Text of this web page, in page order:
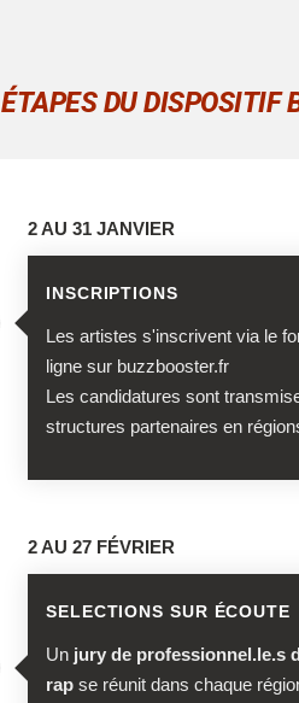
ÉTAPES DU DISPOSITIF
2 AU 31 JANVIER
INSCRIPTIONS
Les artistes s'inscrivent via le
ligne sur buzzbooster.fr
Les candidatures sont
structures partenaires en
2 AU 27 FÉVRIER
SELECTIONS SUR ÉCOUTE
Un jury de professionnel.le.s
rap se réunit dans chaque